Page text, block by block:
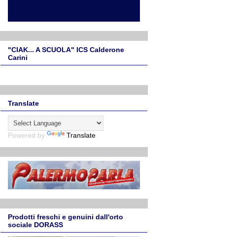
"CIAK... A SCUOLA" ICS Calderone
Carini
Translate
Powered by Translate
Prodotti freschi e genuini dall'orto
sociale DORASS